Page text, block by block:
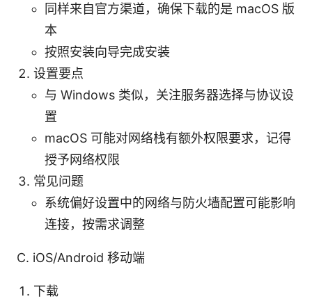
同样来自官方渠道，确保下载的是 macOS 版
本
按照安装向导完成安装
设置要点
与 Windows 类似，关注服务器选择与协议设
置
macOS 可能对网络栈有额外权限要求，记得
授予网络权限
常见问题
系统偏好设置中的网络与防火墙配置可能影响
连接，按需求调整
C. iOS/Android 移动端
下载